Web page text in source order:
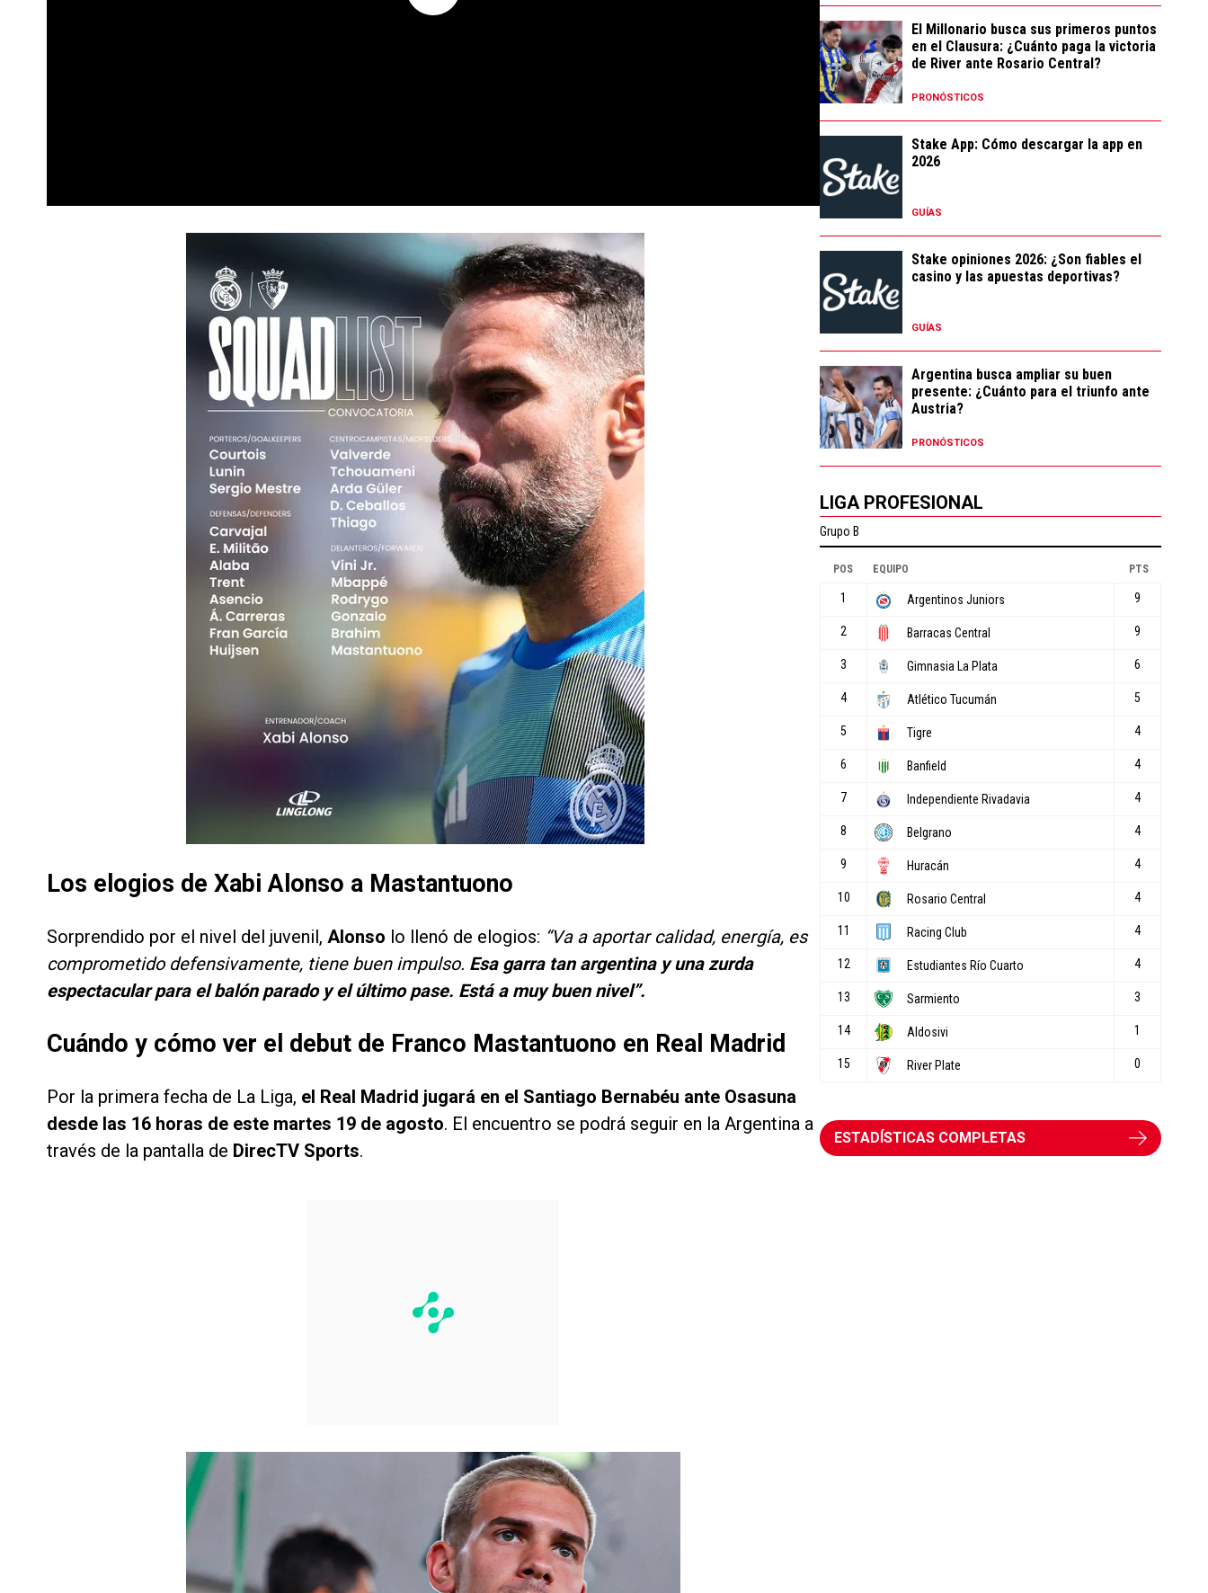
Los elogios de Xabi Alonso a Mastantuono
Sorprendido por el nivel del juvenil, Alonso lo llenó de elogios: “Va a aportar calidad, energía, es
comprometido defensivamente, tiene buen impulso. Esa garra tan argentina y una zurda
espectacular para el balón parado y el último pase. Está a muy buen nivel”.
Cuándo y cómo ver el debut de Franco Mastantuono en Real Madrid
Por la primera fecha de La Liga, el Real Madrid jugará en el Santiago Bernabéu ante Osasuna
desde las 16 horas de este martes 19 de agosto. El encuentro se podrá seguir en la Argentina a
través de la pantalla de DirecTV Sports.
El Millonario busca sus primeros puntos
en el Clausura: ¿Cuánto paga la victoria
de River ante Rosario Central?
PRONÓSTICOS
Stake App: Cómo descargar la app en
2026
GUÍAS
Stake opiniones 2026: ¿Son fiables el
casino y las apuestas deportivas?
GUÍAS
Argentina busca ampliar su buen
presente: ¿Cuánto para el triunfo ante
Austria?
PRONÓSTICOS
LIGA PROFESIONAL
ESTADÍSTICAS COMPLETAS